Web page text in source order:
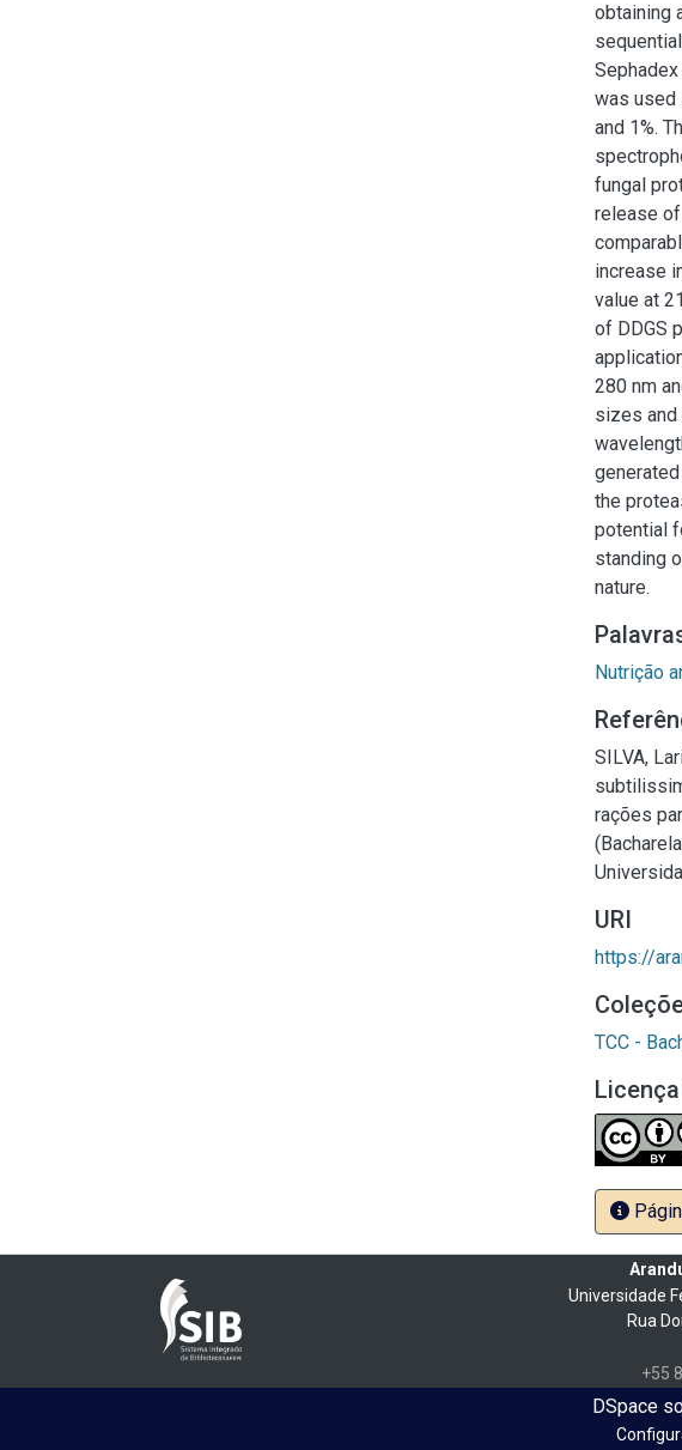
obtaining
was used
and 1%.
fungal
release
increase
value at
of DDGS
280 nm
sizes
the
potential
standing
nature.
Nutrição
SILVA,
rações
URI
https://
TCC -
Universidade
Rua
+55
DSpace